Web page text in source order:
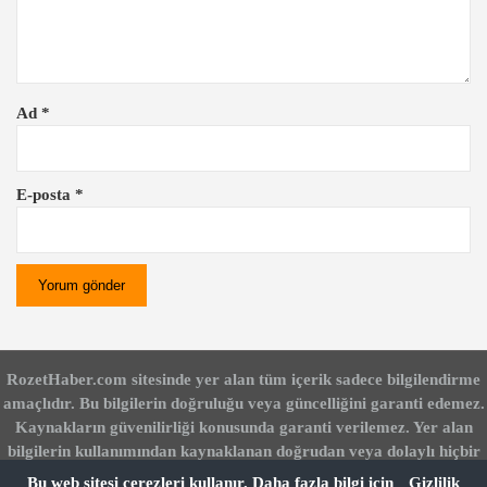
Ad *
E-posta *
RozetHaber.com sitesinde yer alan tüm içerik sadece bilgilendirme
amaçlıdır. Bu bilgilerin doğruluğu veya güncelliğini garanti edemez.
Kaynakların güvenilirliği konusunda garanti verilemez. Yer alan
bilgilerin kullanımından kaynaklanan doğrudan veya dolaylı hiçbir
zarardan RozetHaber.com sorumlu değildir. Bu siteyi kullanarak bu
Bu web sitesi çerezleri kullanır. Daha fazla bilgi için Gizlilik